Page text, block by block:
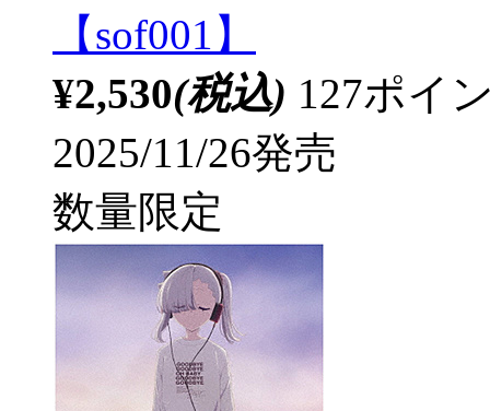
【sof001】
¥2,530(税込) 127ポイ
2025/11/26発売
数量限定